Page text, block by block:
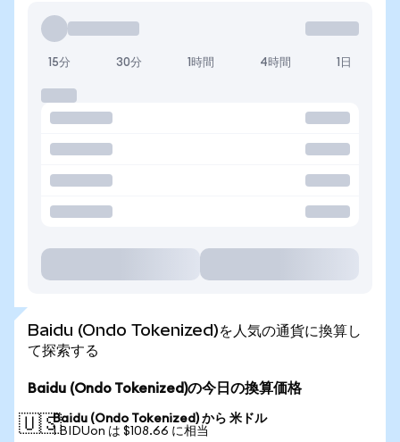
15分 30分 1時間 4時間 1日
Baidu (Ondo Tokenized)を人気の通貨に換算し
て探索する
Baidu (Ondo Tokenized)の今日の換算価格
🇺🇸Baidu (Ondo Tokenized) から 米ドル
1 BIDUon は $108.66 に相当